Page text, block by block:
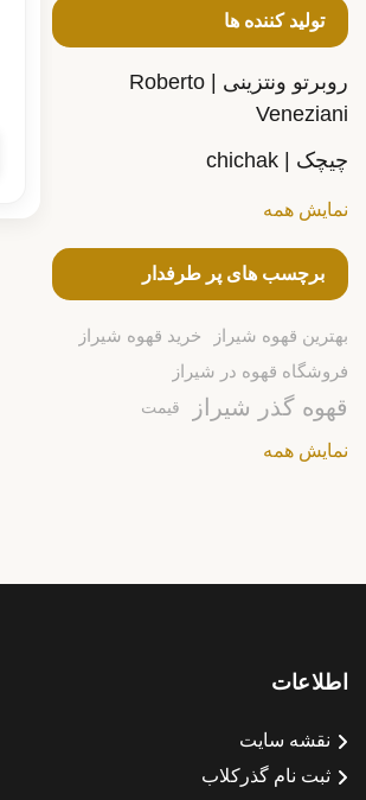
تولید کننده ها
روبرتو ونتزینی | Roberto
Veneziani
چیچک | chichak
نمایش همه
برچسب های پر طرفدار
بهترین قهوه شیراز
خرید قهوه شیراز
فروشگاه قهوه در شیراز
قهوه گذر شیراز قیمت
نمایش همه
اطلاعات
نقشه سایت
ثبت نام گذرکلاب